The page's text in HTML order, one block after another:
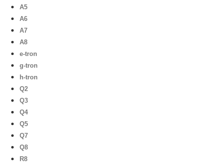
A5
A6
A7
A8
e-tron
g-tron
h-tron
Q2
Q3
Q4
Q5
Q7
Q8
R8